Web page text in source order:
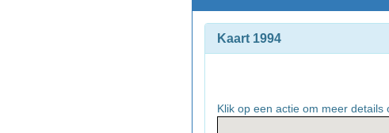
Kaart 1994
Klik op een actie om meer details